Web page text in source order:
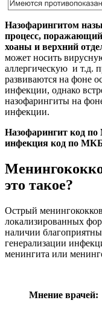
Назофарингитом
процесс,
хоаны и верхний
может носить
аллергическую и т.д.
развиваются на фоне
инфекции, однако
назофарингиты на
инфекции.
Назофарингит код
инфекция код по
это такое?
Острый
локализированных
наличии
генерализации
менингита или
Мнение врачей: